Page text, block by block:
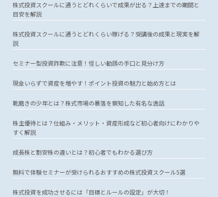
株式投資スクールに通うとどれくらいで成果が出る？上達までの期間と
目安を解説
株式投資スクールに通うとどれくらい稼げる？受講後の成果と現実を解
説
セミナー型投資詐欺に注意！怪しい勧誘の手口と見分け方
現金いらずで資産を増やす！ポイント投資の魅力と始め方とは
靴磨きの少年とは？株式市場の暴落を察知した有名な逸話
株主優待とは？仕組み・メリット・資産形成など初心者向けにわかりや
すく解説
成長株と割安株の違いとは？初心者でもわかる選び方
無料で体験セミナーが受けられるおすすめの株式投資スクール5選
株式投資を成功させるには「目標とルールの設定」が大切！